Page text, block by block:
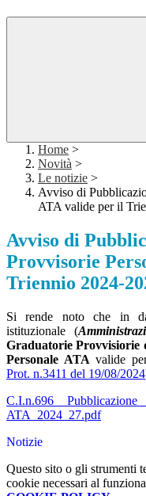
Home >
Novità >
Le notizie >
Avviso di
ATA valide per il
Avviso di
Provvisorie
Triennio 2024-
Si rende noto che in
istituzionale (
Graduatorie Provvisiorie
Personale ATA valide
Prot. n.3411 del 19/08/2024
C.I.n.696
ATA_2024_27.pdf
Notizie
Questo sito o gli strumenti
cookie necessari al